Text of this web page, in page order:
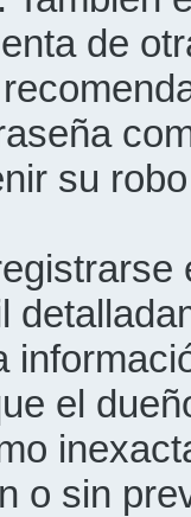
de
su
el
o sin